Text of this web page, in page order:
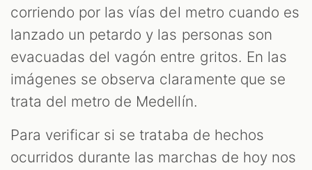
corriendo por las vías del metro cuando es
lanzado un petardo y las personas son
evacuadas del vagón entre gritos. En las
imágenes se observa claramente que se
trata del metro de Medellín.
Para verificar si se trataba de hechos
ocurridos durante las marchas de hoy nos